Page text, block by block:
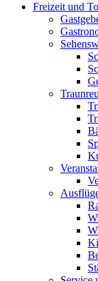
Freizeit und